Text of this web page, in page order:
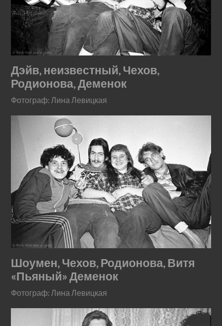
Дэйв, неизвестный, Чехов,
Родионова, Деменок
Фотограф: Лина Левицкая
Шоумен, Чехов, Родионова, Витя
«Пьяный» Деменок
Фотограф: Лина Левицкая